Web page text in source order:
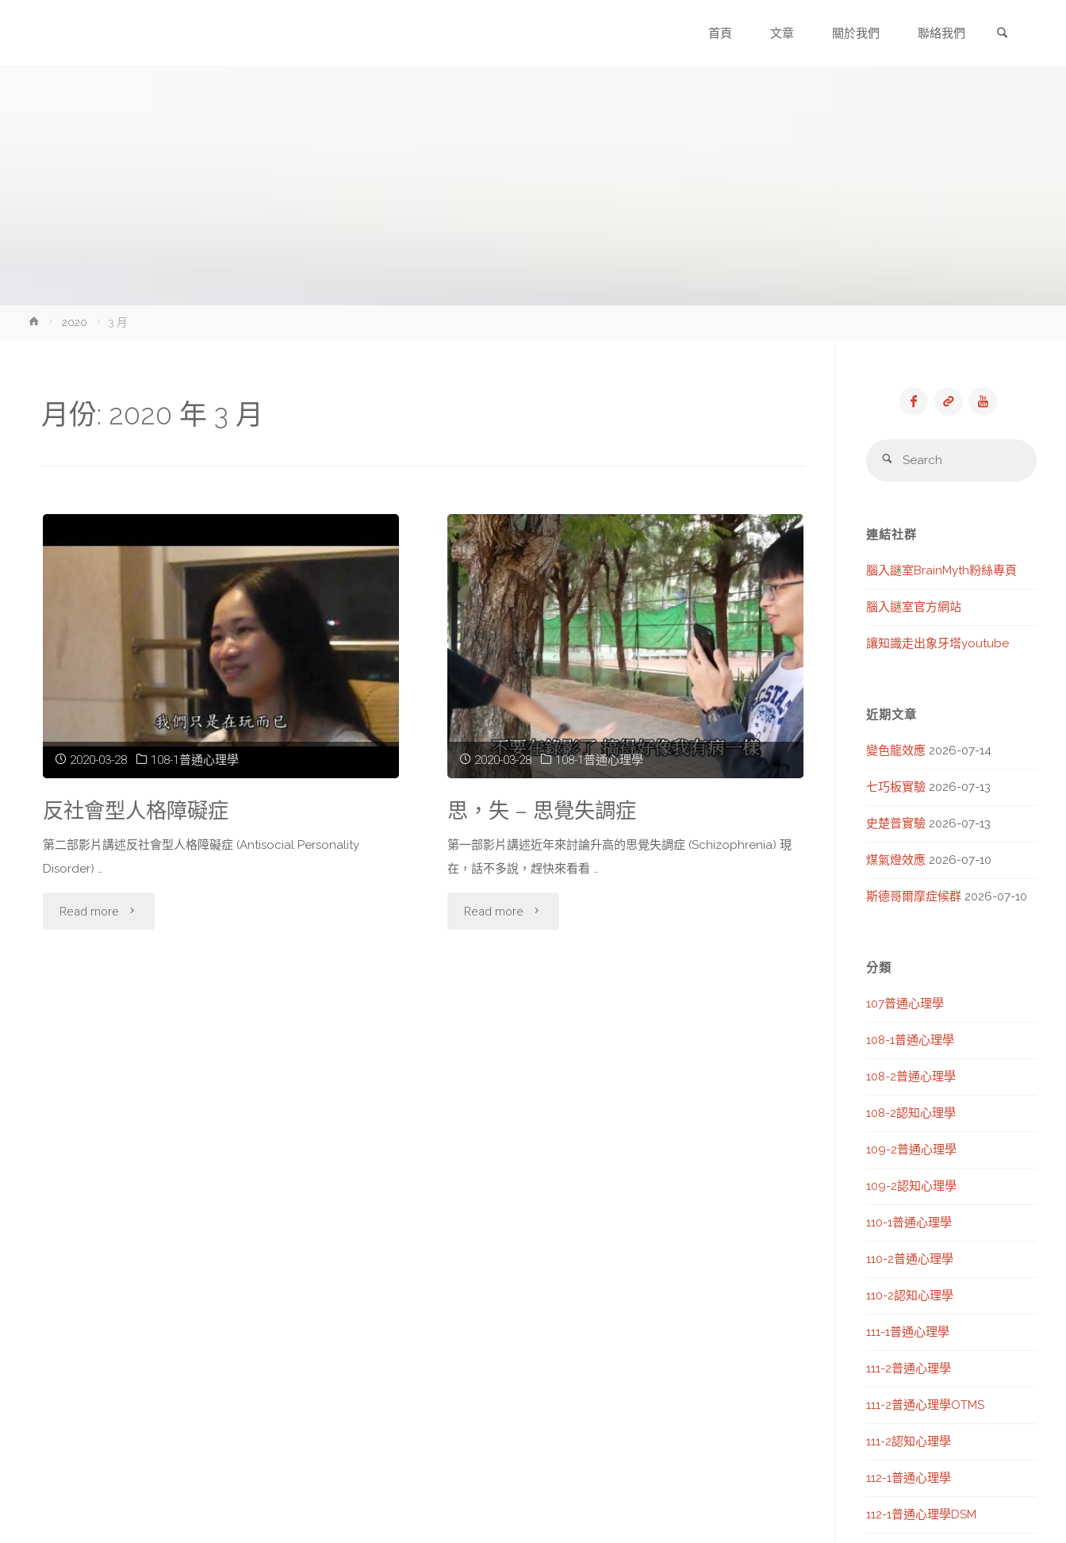
首頁 文章 關於我們 聯絡我們
Home2020 3 月
月份: 2020 年 3 月
2020-03-28 108-1普通心理學
反社會型人格障礙症
第二部影片講述反社會型人格障礙症 (Antisocial Personality
Disorder) …
Read more "反
2020-03-28 108-1普通心理學
思，失 – 思覺失調症
第一部影片講述近年來討論升高的思覺失調症 (Schizophrenia) 現
在，話不多說，趕快來看看 …
Read more "思，
Search
連結社群
腦入謎室BrainMyth粉絲專頁
腦入謎室官方網站
讓知識走出象牙塔youtube
近期文章
變色龍效應 2026-07-14
七巧板實驗 2026-07-13
史楚普實驗 2026-07-13
煤氣燈效應 2026-07-10
斯德哥爾摩症候群 2026-07-10
分類
107普通心理學
108-1普通心理學
108-2普通心理學
108-2認知心理學
109-2普通心理學
109-2認知心理學
110-1普通心理學
110-2普通心理學
110-2認知心理學
111-1普通心理學
111-2普通心理學
111-2普通心理學OTMS
111-2認知心理學
112-1普通心理學
112-1普通心理學DSM